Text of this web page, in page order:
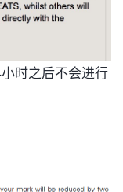
时之后不会进行